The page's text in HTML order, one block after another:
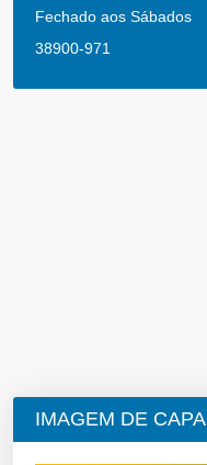
Fechado aos Sábados
38900-971
IMAGEM DE CAPA